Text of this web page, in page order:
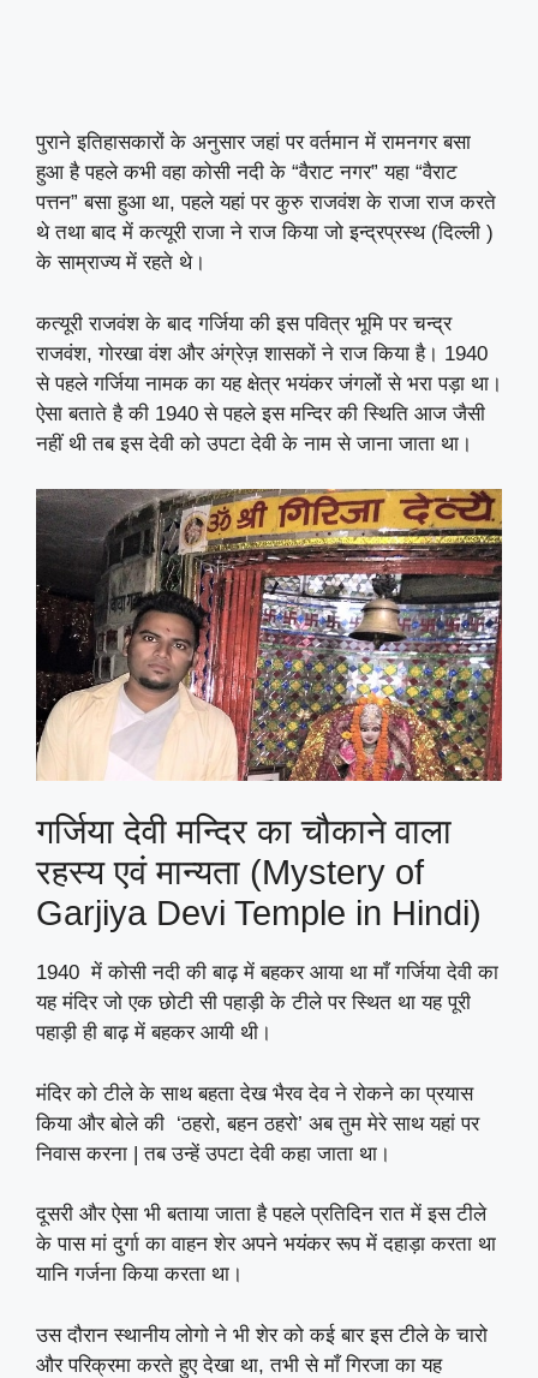
पुराने इतिहासकारों के अनुसार जहां पर वर्तमान में रामनगर बसा
हुआ है पहले कभी वहा कोसी नदी के “वैराट नगर” यहा “वैराट
पत्तन” बसा हुआ था, पहले यहां पर कुरु राजवंश के राजा राज करते
थे तथा बाद में कत्यूरी राजा ने राज किया जो इन्द्रप्रस्थ (दिल्ली )
के साम्राज्य में रहते थे।
कत्यूरी राजवंश के बाद गर्जिया की इस पवित्र भूमि पर चन्द्र
राजवंश, गोरखा वंश और अंग्रेज़ शासकों ने राज किया है। 1940
से पहले गर्जिया नामक का यह क्षेत्र भयंकर जंगलों से भरा पड़ा था।
ऐसा बताते है की 1940 से पहले इस मन्दिर की स्थिति आज जैसी
नहीं थी तब इस देवी को उपटा देवी के नाम से जाना जाता था।
गर्जिया देवी मन्दिर का चौकाने वाला
रहस्य एवं मान्यता (Mystery of
Garjiya Devi Temple in Hindi)
1940 में कोसी नदी की बाढ़ में बहकर आया था माँ गर्जिया देवी का
यह मंदिर जो एक छोटी सी पहाड़ी के टीले पर स्थित था यह पूरी
पहाड़ी ही बाढ़ में बहकर आयी थी।
मंदिर को टीले के साथ बहता देख भैरव देव ने रोकने का प्रयास
किया और बोले की ‘ठहरो, बहन ठहरो’ अब तुम मेरे साथ यहां पर
निवास करना | तब उन्हें उपटा देवी कहा जाता था।
दूसरी और ऐसा भी बताया जाता है पहले प्रतिदिन रात में इस टीले
के पास मां दुर्गा का वाहन शेर अपने भयंकर रूप में दहाड़ा करता था
यानि गर्जना किया करता था।
उस दौरान स्थानीय लोगो ने भी शेर को कई बार इस टीले के चारो
और परिक्रमा करते हुए देखा था, तभी से माँ गिरजा का यह